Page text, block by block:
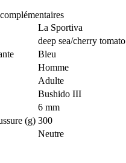
La Sportiva
deep sea/cherry tomato
Bleu
Homme
Adulte
Bushido III
6 mm
(g) 300
Neutre